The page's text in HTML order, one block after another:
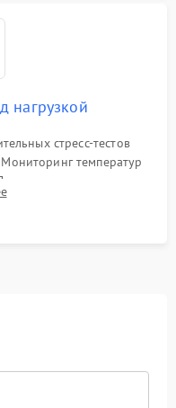
нагрузкой
стресс-тестов
температур
на отсутствие
драйвера и зависаний.